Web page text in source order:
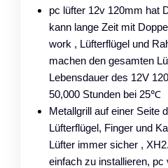
pc lüfter 12v 120mm hat
kann lange Zeit mit
work , Lüfterflügel und
machen den gesamten
Lebensdauer des 12V
50,000 Stunden bei 25℃
Metallgrill auf einer Seite
Lüfterflügel, Finger und
Lüfter immer sicher ,
einfach zu installieren,